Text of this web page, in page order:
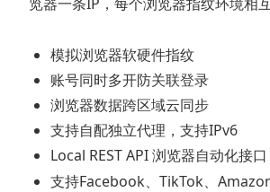
模拟浏览器软硬件指纹
账号同时多开防关联登录
浏览器数据跨区域云同步
支持自配独立代理，支持IPv6
Local REST API 浏览器自动化接口
支持Facebook、TikTok、